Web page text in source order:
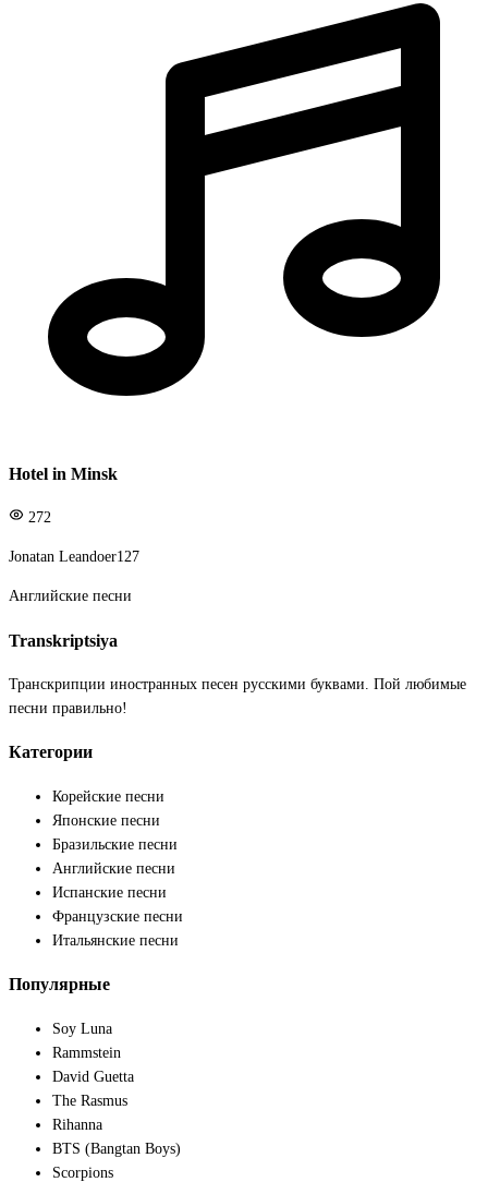
Hotel in Minsk
272
Jonatan Leandoer127
Английские песни
Transkriptsiya
Транскрипции иностранных песен русскими буквами. Пой любимые
песни правильно!
Категории
Корейские песни
Японские песни
Бразильские песни
Английские песни
Испанские песни
Французские песни
Итальянские песни
Популярные
Soy Luna
Rammstein
David Guetta
The Rasmus
Rihanna
BTS (Bangtan Boys)
Scorpions